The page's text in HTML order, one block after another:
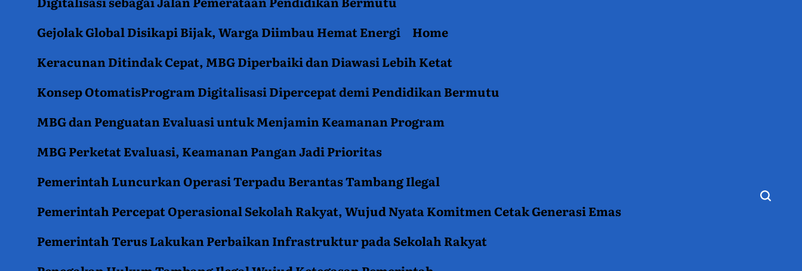
Gejolak Global Disikapi Bijak, Warga Diimbau Hemat Energi
Home
Keracunan Ditindak Cepat, MBG Diperbaiki dan Diawasi Lebih Ketat
Konsep OtomatisProgram Digitalisasi Dipercepat demi Pendidikan Bermutu
MBG dan Penguatan Evaluasi untuk Menjamin Keamanan Program
MBG Perketat Evaluasi, Keamanan Pangan Jadi Prioritas
Pemerintah Luncurkan Operasi Terpadu Berantas Tambang Ilegal
Pemerintah Percepat Operasional Sekolah Rakyat, Wujud Nyata Komitmen Cetak Generasi Emas
Pemerintah Terus Lakukan Perbaikan Infrastruktur pada Sekolah Rakyat